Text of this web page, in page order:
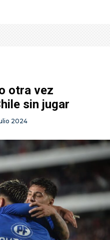
otra vez
sin jugar
2024